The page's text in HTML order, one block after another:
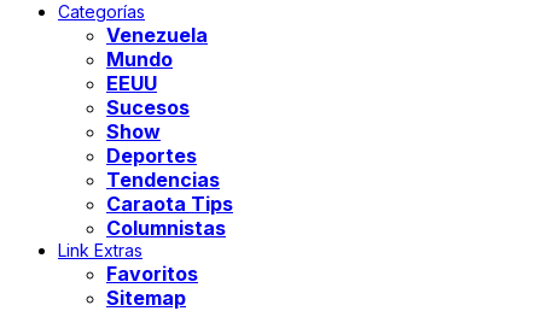
Categorías
Venezuela
Mundo
EEUU
Sucesos
Show
Deportes
Tendencias
Caraota Tips
Columnistas
Link Extras
Favoritos
Sitemap